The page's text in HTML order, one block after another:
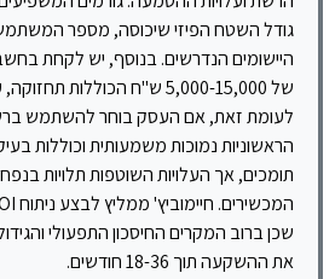
גודל השטח הפיזי שיכוסה, מספר
היישומים הנדרשים. בנוסף, יש לקחת
של 5,000-15,000 ש"ח הכוללות
הראשוניות נמוכות משמעותית וכוללות
תומכים, אך העלויות השוטפות תלויות
שכן ברוב המקרים החיסכון התפעולי
את ההשקעה תוך 18-36 חודשים.